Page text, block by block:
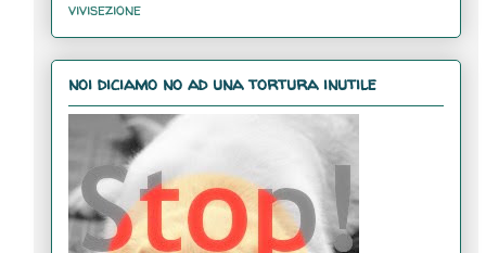
vivisezione
noi diciamo no ad una tortura inutile